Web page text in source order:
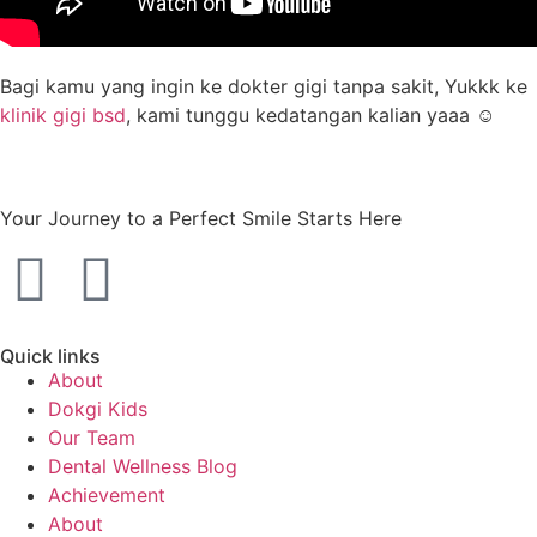
Bagi kamu yang ingin ke dokter gigi tanpa sakit, Yukkk ke
klinik gigi bsd, kami tunggu kedatangan kalian yaaa ☺️
Your Journey to a Perfect Smile Starts Here
Quick links
About
Dokgi Kids
Our Team
Dental Wellness Blog
Achievement
About